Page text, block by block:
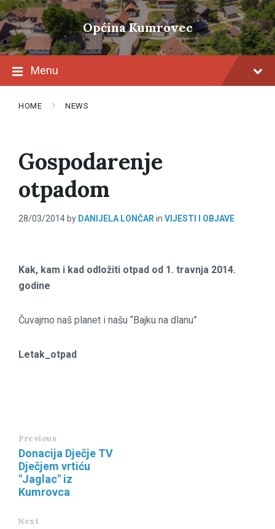
Skip
to
content
Skip
to
main
navigation
Skip
to
footer
Općina Kumrovec
Menu
HOME NEWS
Gospodarenje
otpadom
28/03/2014 by DANIJELA LONČAR in VIJESTI I OBJAVE
Kak, kam i kad odložiti otpad od 1. travnja 2014.
godine
Čuvajmo naš planet i našu “Bajku na dlanu”
Letak_otpad
Previous
Donacija Dječje TV
Dječjem vrtiću
"Jaglac" iz
Kumrovca
Next